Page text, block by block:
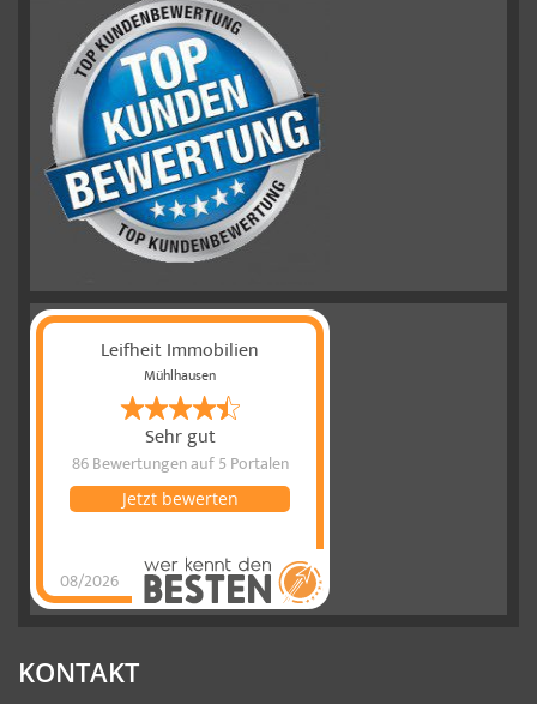
Leifheit Immobilien
Mühlhausen
Sehr gut
86 Bewertungenauf 5 Portalen
08/2026
Jetzt bewerten
Leifheit
Immobilienhat
4.77von5Sternen
KONTAKT